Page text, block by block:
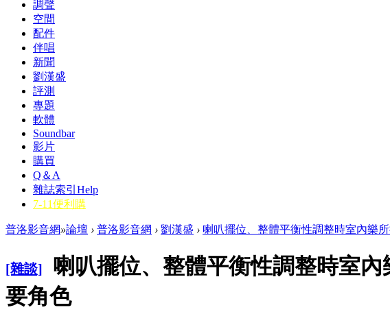
調聲
空間
配件
伴唱
新聞
劉漢盛
評測
專題
軟體
Soundbar
影片
購買
Q＆A
雜誌索引 Help
7-11便利購
普洛影音網»論壇 › 普洛影音網 › 劉漢盛 › 喇叭擺位、整體平衡性調整時室內樂
[雜談]
喇叭擺位、整體平衡性調整時室
要角色